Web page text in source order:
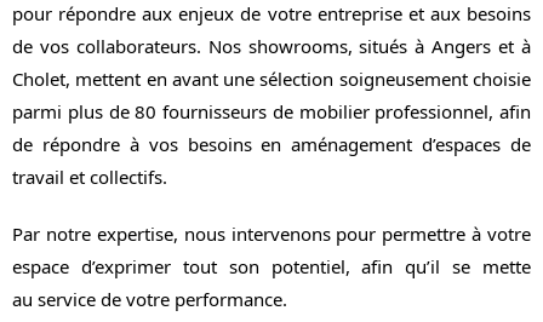
pour répondre aux enjeux de votre entreprise et aux besoins
de vos collaborateurs. Nos showrooms, situés à Angers et à
Cholet, mettent en avant une sélection soigneusement choisie
parmi plus de 80 fournisseurs de mobilier professionnel, afin
de répondre à vos besoins en aménagement d’espaces de
travail et collectifs.
Par notre expertise, nous intervenons pour permettre à votre
espace d’exprimer tout son potentiel, afin qu’il se mette
au service de votre performance.